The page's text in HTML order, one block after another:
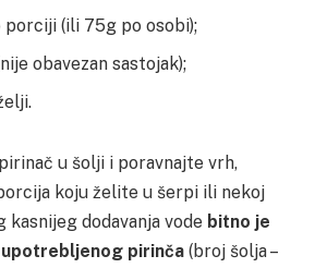
porciji (ili 75g po osobi);
obavezan sastojak);
u šolji i poravnajte vrh,
koju želite u šerpi ili nekoj
kasnijeg dodavanja vode bitno je
pirinča (broj šolja –